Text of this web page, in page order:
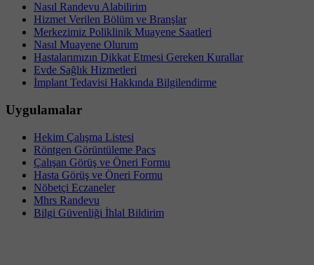
Nasıl Randevu Alabilirim
Hizmet Verilen Bölüm ve Branşlar
Merkezimiz Poliklinik Muayene Saatleri
Nasıl Muayene Olurum
Hastalarımızın Dikkat Etmesi Gereken Kurallar
Evde Sağlık Hizmetleri
İmplant Tedavisi Hakkında Bilgilendirme
Uygulamalar
Hekim Çalışma Listesi
Röntgen Görüntüleme Pacs
Çalışan Görüş ve Öneri Formu
Hasta Görüş ve Öneri Formu
Nöbetçi Eczaneler
Mhrs Randevu
Bilgi Güvenliği İhlal Bildirim